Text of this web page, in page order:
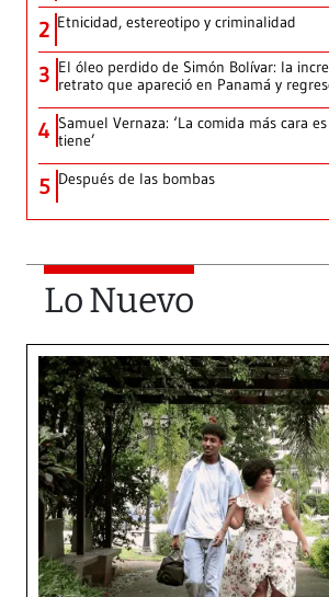
2 Etnicidad, estereotipo y criminalidad
3 El óleo perdido de Simón Bolívar: la
retrato que apareció en Panamá y
4 Samuel Vernaza: ‘La comida más cara
tiene’
5 Después de las bombas
Lo Nuevo